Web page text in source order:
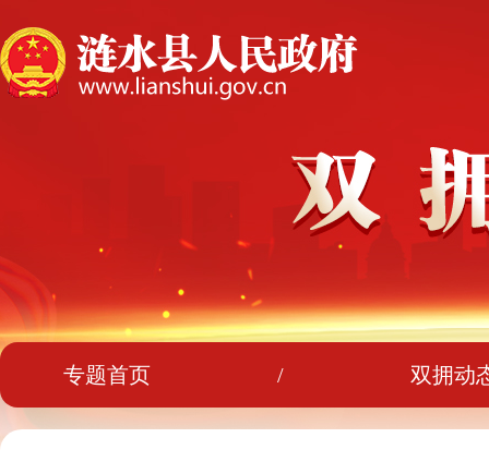
专题首页 / 双拥动